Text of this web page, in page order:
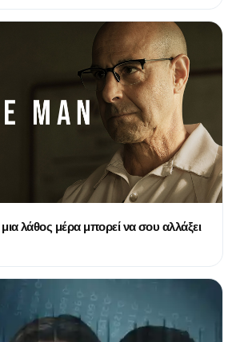
λάθος μέρα μπορεί να σου αλλάξει